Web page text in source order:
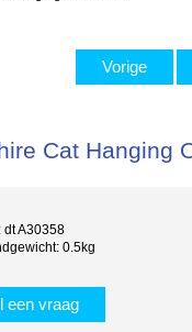
Vorige
Cat Hanging
dt A30358
0.5kg
een vraag